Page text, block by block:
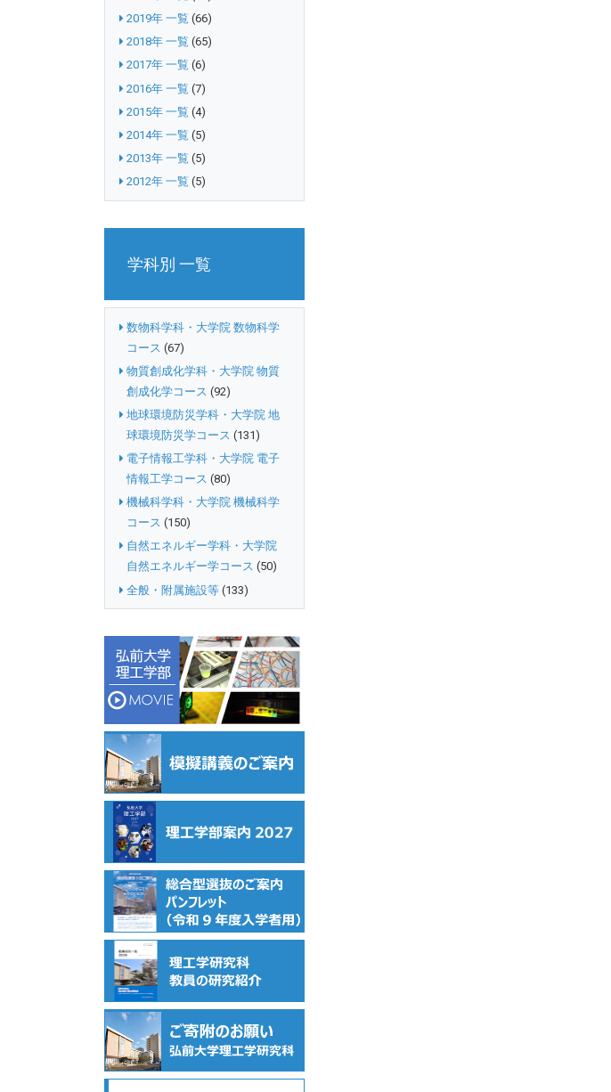
2019年 一覧 (66)
2018年 一覧 (65)
2017年 一覧 (6)
2016年 一覧 (7)
2015年 一覧 (4)
2014年 一覧 (5)
2013年 一覧 (5)
2012年 一覧 (5)
学科別 一覧
数物科学科・大学院 数物科学
コース (67)
物質創成化学科・大学院 物質
創成化学コース (92)
地球環境防災学科・大学院 地
球環境防災学コース (131)
電子情報工学科・大学院 電子
情報工学コース (80)
機械科学科・大学院 機械科学
コース (150)
自然エネルギー学科・大学院
自然エネルギー学コース (50)
全般・附属施設等 (133)